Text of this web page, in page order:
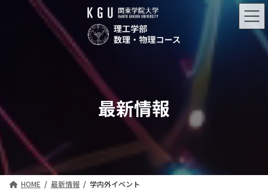
ッ
プ
移
動
最新情報
HOME 最新情報 学内外イベント